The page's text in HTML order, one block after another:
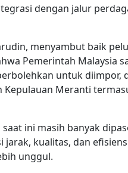
dengan jalur
menyambut baik
Pemerintah Malaysia
untuk diimpor,
Meranti
ini masih banyak
jarak, kualitas, dan
unggul.